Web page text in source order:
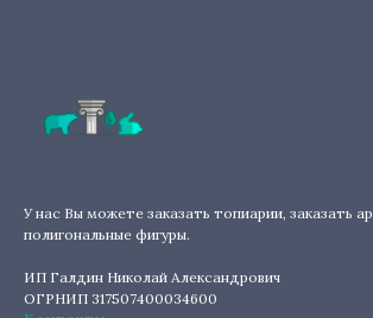
У нас Вы можете заказать топиарии, заказать
полигональные фигуры.
ИП Галдин Николай Александрович
ОГРНИП 317507400034600